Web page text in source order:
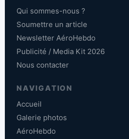
Qui sommes-nous ?
Soumettre un article
Newsletter AéroHebdo
Publicité / Media Kit 2026
Nous contacter
NAVIGATION
Accueil
Galerie photos
AéroHebdo